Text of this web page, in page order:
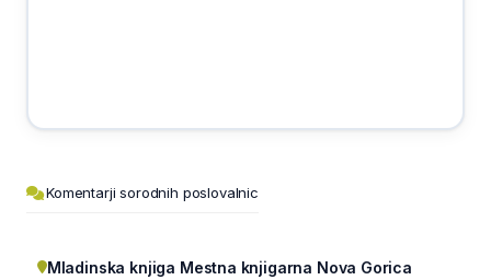
Komentarji sorodnih poslovalnic
Mladinska knjiga Mestna knjigarna Nova Gorica